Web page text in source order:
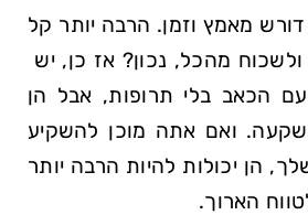
מאמץ⁤ וזמן. הרבה יותר קל
מהכל, נכון? אז כן, יש
הכאב בלי תרופות, אבל הן
ואם אתה מוכן ⁣להשקיע
הן ‌יכולות‌ להיות הרבה יותר
הארוך.